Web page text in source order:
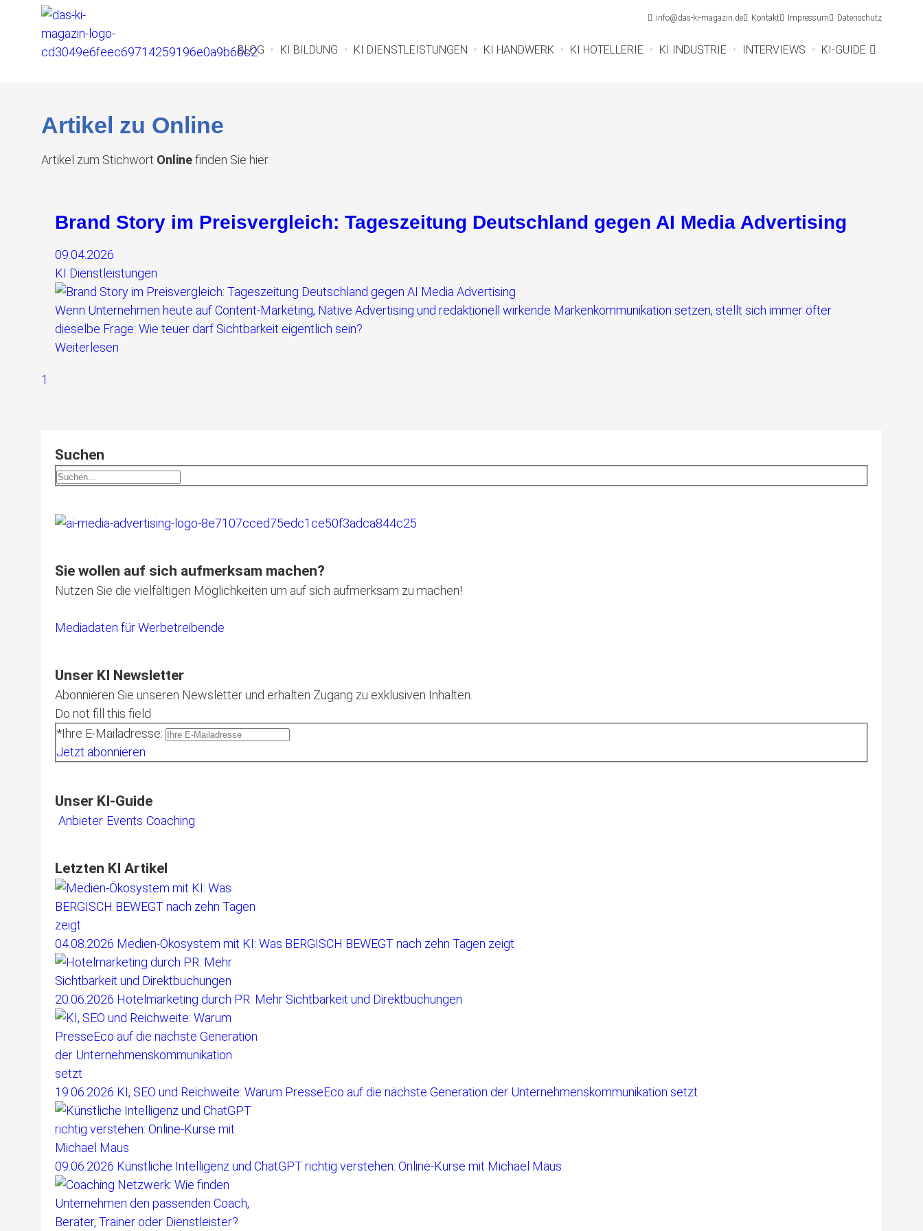
info@das-ki-magazin.de Kontakt Impressum Datenschutz
BLOG KI BILDUNG KI DIENSTLEISTUNGEN KI HANDWERK KI HOTELLERIE KI INDUSTRIE INTERVIEWS KI-GUIDE
Artikel zu Online
Artikel zum Stichwort Onlinefinden Sie hier.
Brand Story im Preisvergleich: Tageszeitung Deutschland gegen AI Media Advertising
09.04.2026
KI Dienstleistungen
Wenn Unternehmen heute auf Content-Marketing, Native Advertising und redaktionell wirkende Markenkommunikation setzen, stellt sich immer öfter
dieselbe Frage: Wie teuer darf Sichtbarkeit eigentlich sein?
Weiterlesen
1
Suchen
Sie wollen auf sich aufmerksam machen?
Nutzen Sie die vielfältigen Möglichkeiten um auf sich aufmerksam zu machen!
Mediadaten für Werbetreibende
Unser KI Newsletter
Abonnieren Sie unseren Newsletter und erhalten Zugang zu exklusiven Inhalten.
Do not fill this field
*Ihre E-Mailadresse:
Jetzt abonnieren
Unser KI-Guide
Anbieter Events Coaching
Letzten KI Artikel
04.08.2026 Medien-Ökosystem mit KI: Was BERGISCH BEWEGT nach zehn Tagen zeigt
20.06.2026 Hotelmarketing durch PR: Mehr Sichtbarkeit und Direktbuchungen
19.06.2026 KI, SEO und Reichweite: Warum PresseEco auf die nächste Generation der Unternehmenskommunikation setzt
09.06.2026 Künstliche Intelligenz und ChatGPT richtig verstehen: Online-Kurse mit Michael Maus